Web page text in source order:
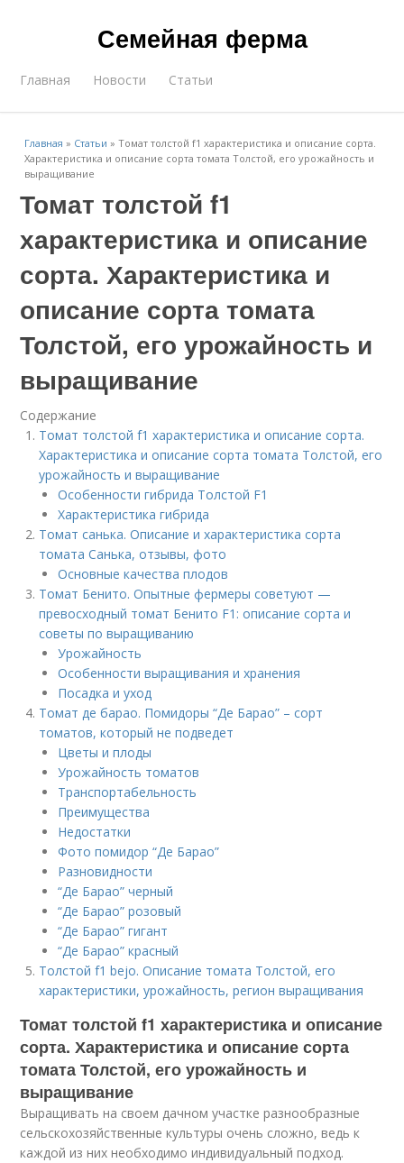
Семейная ферма
Главная Новости Статьи
Главная » Статьи »Томат толстой f1 характеристика и описание сорта.
Характеристика и описание сорта томата Толстой, его урожайность и
выращивание
Томат толстой f1
характеристика и описание
сорта. Характеристика и
описание сорта томата
Толстой, его урожайность и
выращивание
Содержание
Томат толстой f1 характеристика и описание сорта.
Характеристика и описание сорта томата Толстой, его
урожайность и выращивание
Особенности гибрида Толстой F1
Характеристика гибрида
Томат санька. Описание и характеристика сорта
томата Санька, отзывы, фото
Основные качества плодов
Томат Бенито. Опытные фермеры советуют —
превосходный томат Бенито F1: описание сорта и
советы по выращиванию
Урожайность
Особенности выращивания и хранения
Посадка и уход
Томат де барао. Помидоры “Де Барао” – сорт
томатов, который не подведет
Цветы и плоды
Урожайность томатов
Транспортабельность
Преимущества
Недостатки
Фото помидор “Де Барао”
Разновидности
“Де Барао” черный
“Де Барао” розовый
“Де Барао” гигант
“Де Барао” красный
Толстой f1 bejo. Описание томата Толстой, его
характеристики, урожайность, регион выращивания
Томат толстой f1 характеристика и описание
сорта. Характеристика и описание сорта
томата Толстой, его урожайность и
выращивание
Выращивать на своем дачном участке разнообразные
сельскохозяйственные культуры очень сложно, ведь к
каждой из них необходимо индивидуальный подход.